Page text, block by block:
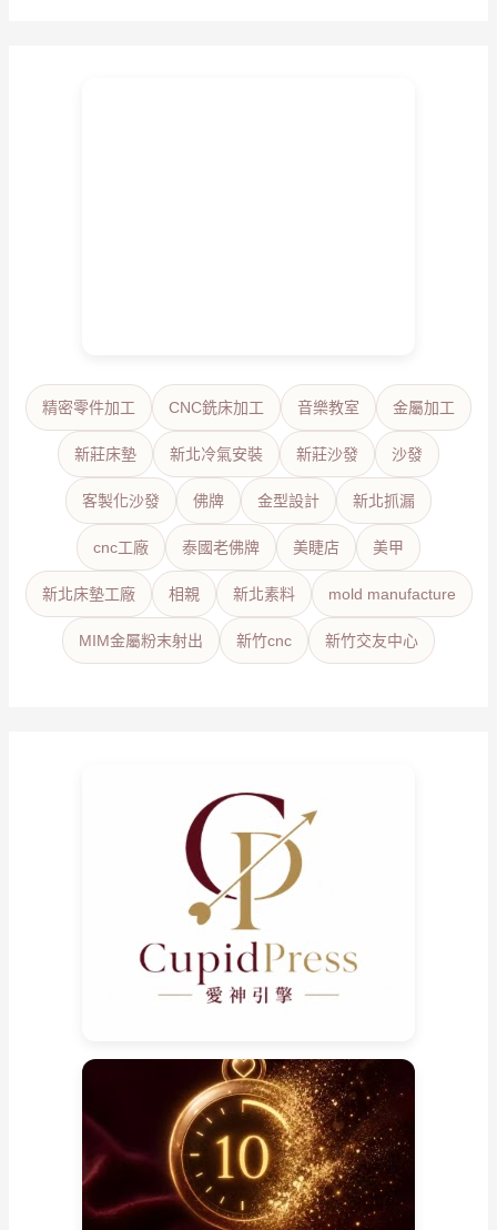
精密零件加工 CNC銑床加工 音樂教室 金屬加工
新莊床墊 新北冷氣安裝 新莊沙發 沙發
客製化沙發 佛牌 金型設計 新北抓漏
cnc工廠 泰國老佛牌 美睫店 美甲
新北床墊工廠 相親 新北素料 mold manufacture
MIM金屬粉末射出 新竹cnc 新竹交友中心